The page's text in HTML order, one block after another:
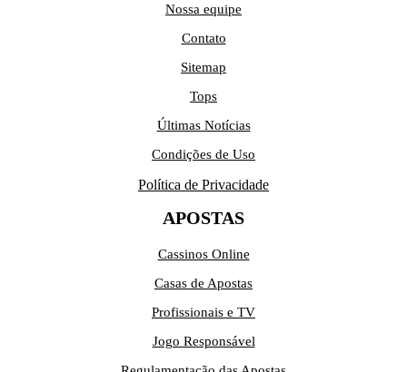
Nossa equipe
Contato
Sitemap
Tops
Últimas Notícias
Condições de Uso
Política de Privacidade
APOSTAS
Cassinos Online
Casas de Apostas
Profissionais e TV
Jogo Responsável